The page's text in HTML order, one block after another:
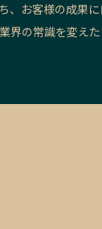
、お客様の成果
界の常識を変え